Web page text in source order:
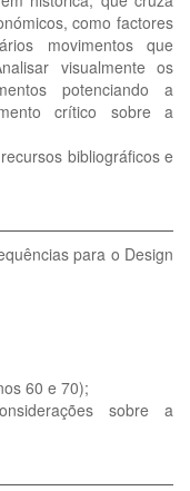
como factores
movimentos que
visualmente os
potenciando a
crítico sobre a
bibliográficos e
para o Design
60 e 70);
sobre a